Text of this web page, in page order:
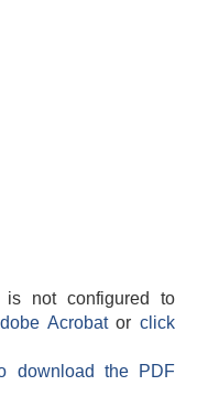
is not configured to
Acrobatorclick
download the PDF